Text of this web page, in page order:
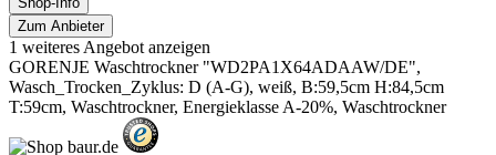
Zum Anbieter
1 weiteres Angebot anzeigen
GORENJE Waschtrockner "WD2PA1X64ADAAW/DE",
Wasch_Trocken_Zyklus: D (A-G), weiß, B:59,5cm H:84,5cm
T:59cm, Waschtrockner, Energieklasse A-20%, Waschtrockner